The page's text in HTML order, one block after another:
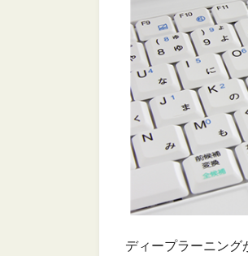
ディープラーニング